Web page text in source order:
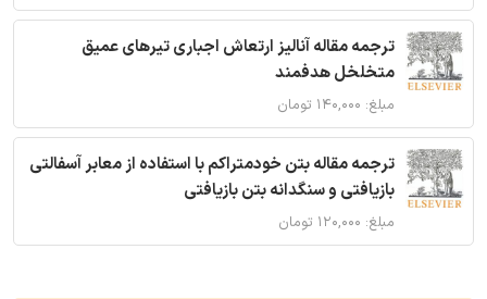
ترجمه مقاله آنالیز ارتعاش اجباری تیرهای عمیق
متخلخل هدفمند
مبلغ: ۱۴۰,۰۰۰ تومان
ترجمه مقاله بتن خودمتراکم با استفاده از معابر آسفالتی
بازیافتی و سنگدانه بتن بازیافتی
مبلغ: ۱۲۰,۰۰۰ تومان